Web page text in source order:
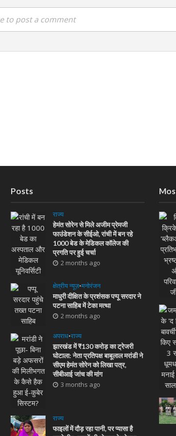
to post a comment
Posts
राज्य
हेमंत सोरेन से मिले अजीम प्रेमजी
फाउंडेशन के सीईओ, रांची में बन रहे
1000 बेड के मेडिकल कॉलेज की
प्रगति पर हुई चर्चा
2 months ago
क्षेत्रीय न्यूज़•मनोरंजन
माधुरी दीक्षित के प्रशंसक पप्पू सरदार ने
पटना साहिब में टेका मत्था
2 months ago
अपराध•राज्य
झारखंड में ₹130 करोड़ का ट्रेजरी
घोटाला: नेता प्रतिपक्ष बाबूलाल मरांडी ने
सीएम हेमंत सोरेन को लिखा पत्र,
सीबीआई जांच की मांग
3 months ago
राज्य
फाइलों में दौड़ रहा पानी, पर प्यासा है